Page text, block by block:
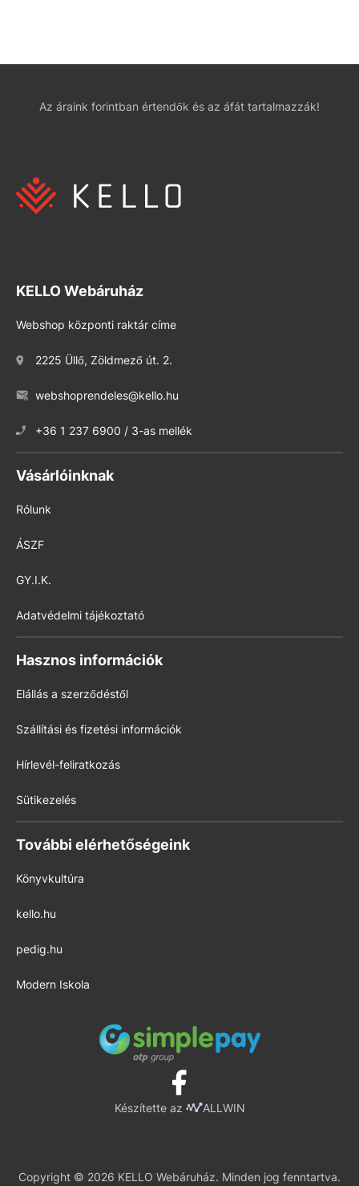
Az áraink forintban értendők és az áfát tartalmazzák!
KELLO Webáruház
Webshop központi raktár címe
2225 Üllő, Zöldmező út. 2.
webshoprendeles@kello.hu
+36 1 237 6900 / 3-as mellék
Vásárlóinknak
Rólunk
ÁSZF
GY.I.K.
Adatvédelmi tájékoztató
Hasznos információk
Elállás a szerződéstől
Szállítási és fizetési információk
Hírlevél-feliratkozás
Sütikezelés
További elérhetőségeink
Könyvkultúra
kello.hu
pedig.hu
Modern Iskola
Készítette az ALLWIN
Copyright © 2026 KELLO Webáruház. Minden jog fenntartva.